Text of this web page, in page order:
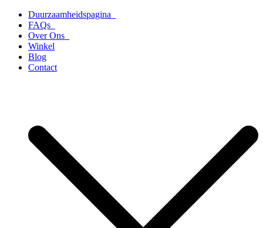
naar
inhoud
Duurzaamheidspagina
FAQs
Over Ons
Winkel
Blog
Contact